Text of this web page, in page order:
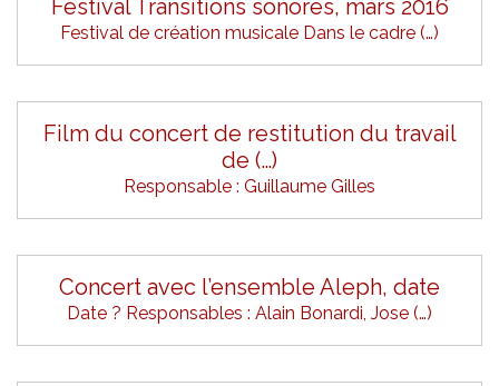
Festival Transitions sonores, mars 2016
Festival de création musicale Dans le cadre (…)
Film du concert de restitution du travail
de (…)
Responsable : Guillaume Gilles
Concert avec l’ensemble Aleph, date
Date ? Responsables : Alain Bonardi, Jose (…)